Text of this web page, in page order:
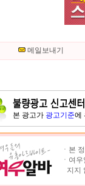
메일보내기
본 광고가 광고기준에
ㆍ본
ㆍ여
지지